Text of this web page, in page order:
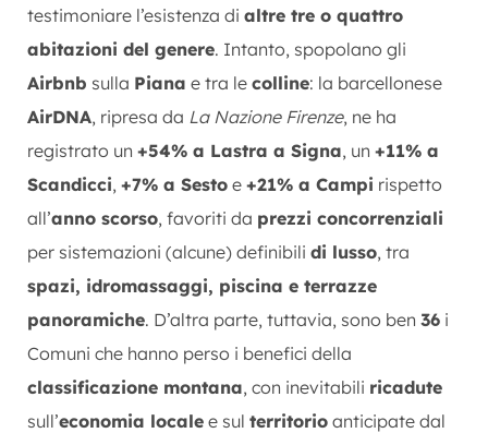
testimoniare l’esistenza di altre tre o quattro
abitazioni del genere. Intanto, spopolano gli
Airbnb sulla Piana e tra le colline: la barcellonese
AirDNA, ripresa da La Nazione Firenze, ne ha
registrato un +54% a Lastra a Signa, un +11% a
Scandicci, +7% a Sesto e +21% a Campi rispetto
all’anno scorso, favoriti da prezzi concorrenziali
per sistemazioni (alcune) definibili di lusso, tra
spazi, idromassaggi, piscina e terrazze
panoramiche. D’altra parte, tuttavia, sono ben 36 i
Comuni che hanno perso i benefici della
classificazione montana, con inevitabili ricadute
sull’economia locale e sul territorio anticipate dal